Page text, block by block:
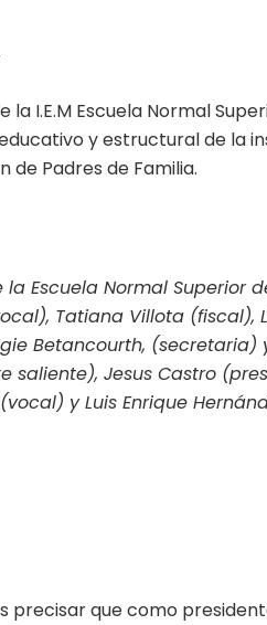
I.E.M Escuela Normal
y estructural de la
Padres de Familia.
Escuela Normal Superior
Tatiana Villota (fiscal),
Betancourth, (secretaria)
saliente), Jesus Castro
y Luis Enrique
precisar que como